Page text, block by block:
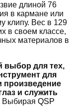
длиной 76
в кармане или
клипу. Вес в 129
в своем классе,
материалов в
выбор для тех,
для
произведение
и служить
Выбирая QSP